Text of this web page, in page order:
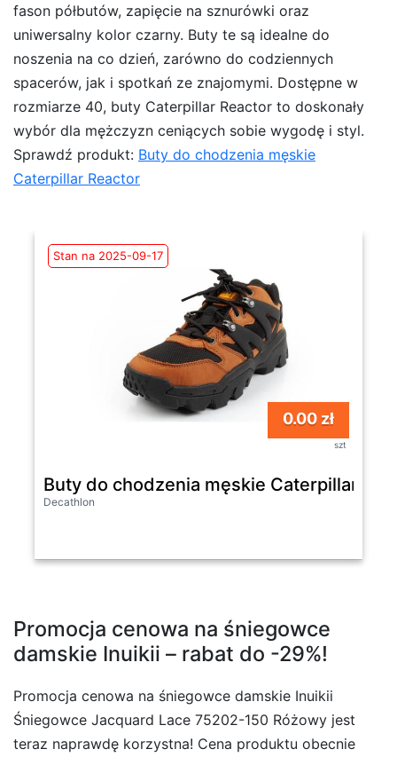
fason półbutów, zapięcie na sznurówki oraz
uniwersalny kolor czarny. Buty te są idealne do
noszenia na co dzień, zarówno do codziennych
spacerów, jak i spotkań ze znajomymi. Dostępne w
rozmiarze 40, buty Caterpillar Reactor to doskonały
wybór dla mężczyzn ceniących sobie wygodę i styl.
Sprawdź produkt: Buty do chodzenia męskie
Caterpillar Reactor
Stan na 2025-09-17
0.00 zł
szt
Buty do chodzenia męskie Caterpillar
Decathlon
Promocja cenowa na śniegowce
damskie Inuikii – rabat do -29%!
Promocja cenowa na śniegowce damskie Inuikii
Śniegowce Jacquard Lace 75202-150 Różowy jest
teraz naprawdę korzystna! Cena produktu obecnie